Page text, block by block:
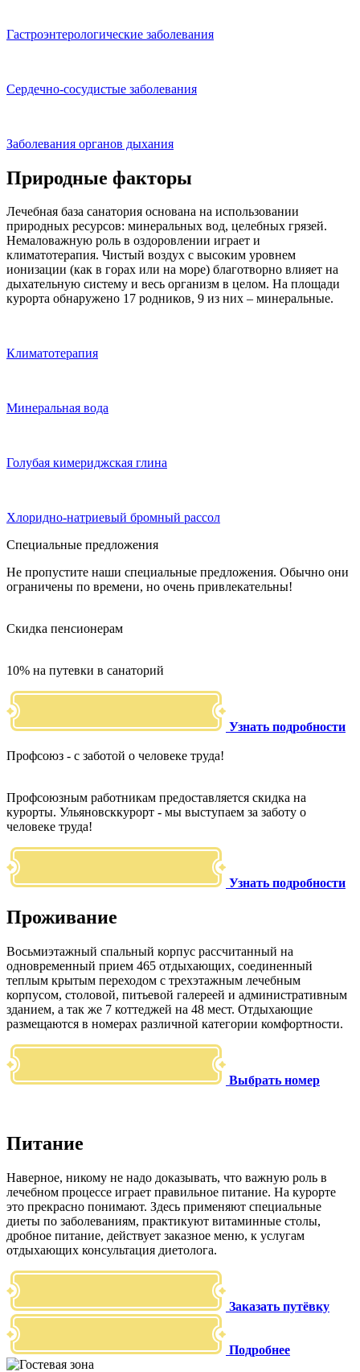
Гастроэнтерологические заболевания
Сердечно-сосудистые заболевания
Заболевания органов дыхания
Природные факторы
Лечебная база санатория основана на использовании
природных ресурсов: минеральных вод, целебных грязей.
Немаловажную роль в оздоровлении играет и
климатотерапия. Чистый воздух с высоким уровнем
ионизации (как в горах или на море) благотворно влияет на
дыхательную систему и весь организм в целом. На площади
курорта обнаружено 17 родников, 9 из них – минеральные.
Климатотерапия
Минеральная вода
Голубая кимериджская глина
Хлоридно-натриевый бромный рассол
Специальные предложения
Не пропустите наши специальные предложения. Обычно они
ограничены по времени, но очень привлекательны!
Скидка пенсионерам
10% на путевки в санаторий
Узнать подробности
Профсоюз - с заботой о человеке труда!
Профсоюзным работникам предоставляется скидка на
курорты. Ульяновсккурорт - мы выступаем за заботу о
человеке труда!
Узнать подробности
Проживание
Восьмиэтажный спальный корпус рассчитанный на
одновременный прием 465 отдыхающих, соединенный
теплым крытым переходом с трехэтажным лечебным
корпусом, столовой, питьевой галереей и административным
зданием, а так же 7 коттеджей на 48 мест. Отдыхающие
размещаются в номерах различной категории комфортности.
Выбрать номер
Питание
Наверное, никому не надо доказывать, что важную роль в
лечебном процессе играет правильное питание. На курорте
это прекрасно понимают. Здесь применяют специальные
диеты по заболеваниям, практикуют витаминные столы,
дробное питание, действует заказное меню, к услугам
отдыхающих консультация диетолога.
Заказать путёвку
Подробнее